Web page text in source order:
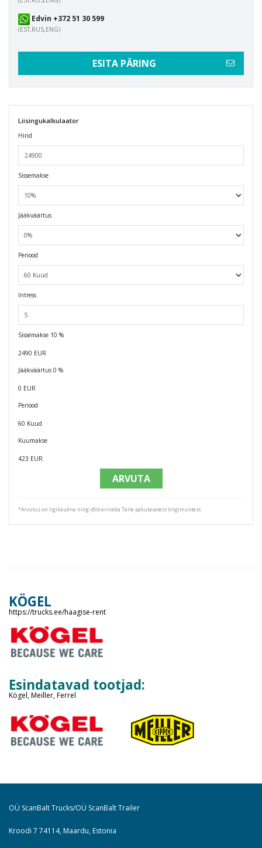
Edvin +372 51 30 599
(EST,RUS,ENG)
ESITA PÄRING
Liisingukalkulaator
Hind
Sissemakse
Jääkväärtus
Periood
Intress
Sissemakse 10 %
2490 EUR
Jääkväärtus 0 %
0 EUR
Periood
60 Kuud
Kuumakse
423 EUR
ARVUTA
*Arvutus on ligikaudne ning võib erineda Teile pakutavatest tingimustest.
KÖGEL
https://trucks.ee/haagise-rent
Esindatavad tootjad:
Kögel, Meiller, Ferrel
OÜ ScanBalt Trucks/OÜ ScanBalt Trailer
Kroodi 7 74114, Maardu, Estonia